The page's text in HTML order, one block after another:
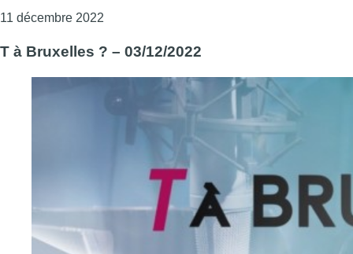
11 décembre 2022
T à Bruxelles ? – 03/12/2022